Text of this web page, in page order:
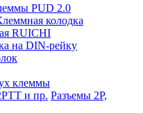
PUD 2.0
колодка
RUICHI
на DIN-рейку
клеммы
Разъемы 2Р,